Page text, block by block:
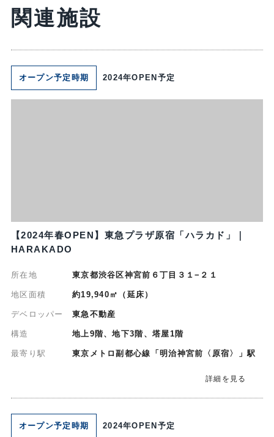
関連施設
オープン予定時期 2024年OPEN予定
【2024年春OPEN】東急プラザ原宿「ハラカド」｜
HARAKADO
所在地 東京都渋谷区神宮前６丁目３１−２１
地区面積 約19,940㎡（延床）
デベロッパー 東急不動産
構造 地上9階、地下3階、塔屋1階
最寄り駅 東京メトロ副都心線「明治神宮前〈原宿〉」駅
詳細を見る
オープン予定時期 2024年OPEN予定